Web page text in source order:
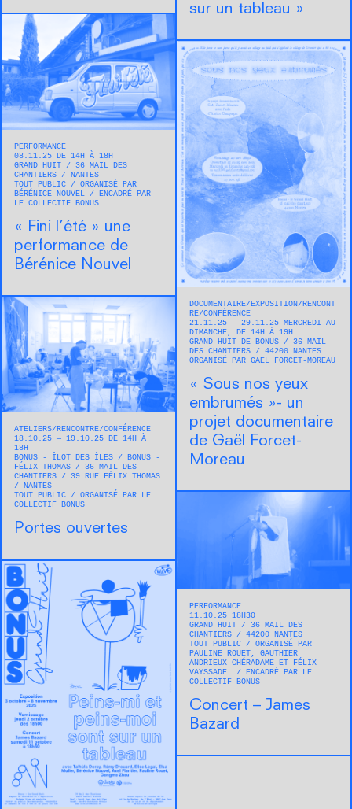
sur un tableau »
PERFORMANCE
08.11.25 DE 14H À 18H
GRAND HUIT
36 MAIL DES
CHANTIERS
NANTES
TOUT PUBLIC
ORGANISÉ PAR
BÉRÉNICE NOUVEL
ENCADRÉ PAR
LE COLLECTIF BONUS
« Fini l’été » une
performance de
Bérénice Nouvel
DOCUMENTAIRE EXPOSITION
RENCONT
RE/CONFÉRENCE
21.11.25 — 29.11.25 MERCREDI AU
DIMANCHE, DE 14H À 19H
GRAND HUIT DE BONUS
36 MAIL
DES CHANTIERS
44200 NANTES
ORGANISÉ PAR GAËL FORCET-MOREAU
« Sous nos yeux
embrumés »- un
projet documentaire
de Gaël Forcet-
Moreau
ATELIERS RENCONTRE/CONFÉRENCE
18.10.25 — 19.10.25 DE 14H À
18H
BONUS - ÎLOT DES ÎLES / BONUS -
FÉLIX THOMAS
36 MAIL DES
CHANTIERS / 39 RUE FÉLIX THOMAS
NANTES
TOUT PUBLIC
ORGANISÉ PAR LE
COLLECTIF BONUS
Portes ouvertes
PERFORMANCE
11.10.25 18H30
GRAND HUIT
36 MAIL DES
CHANTIERS
44200 NANTES
TOUT PUBLIC
ORGANISÉ PAR
PAULINE ROUET, GAUTHIER
ANDRIEUX-CHÉRADAME ET FÉLIX
VAYSSADE.
ENCADRÉ PAR LE
COLLECTIF BONUS
Concert – James
Bazard